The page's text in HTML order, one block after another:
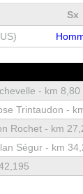
Sx
- km 8,80
Trintaudon -
Rochet - km
Ségur - km